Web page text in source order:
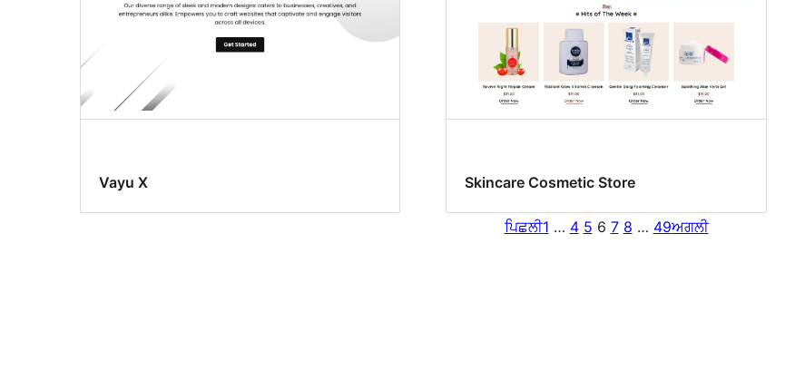
Vayu X Skincare Cosmetic Store
ਪਿਛਲੀ1 … 4 5 6 7 8 … 49ਅਗਲੀ